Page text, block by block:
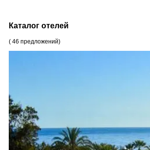
Каталог отелей
( 46 предложений)